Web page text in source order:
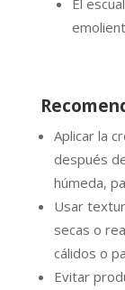
El
Aplicar la
después
húmeda,
Usar
secas o
cálidos o
Evitar